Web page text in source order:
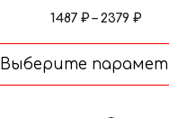
1487 ₽ – 2379 ₽
–
Выберите